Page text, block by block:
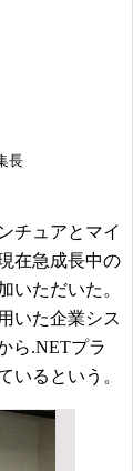
長
チュアとマイ
在急成長中の
いただいた。
いた企業シス
ら.NETプラ
いるという。